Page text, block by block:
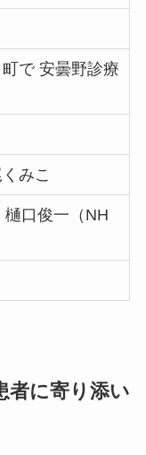
で 安曇野診療
みこ
口俊一（NH
に寄り添い